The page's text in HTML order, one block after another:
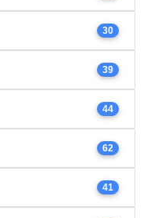
30
39
44
62
41